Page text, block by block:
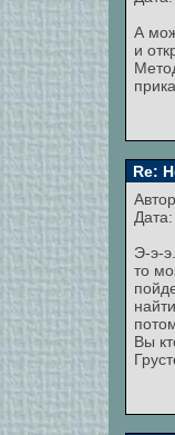
А
и
Re:
Э-э-
то
Вы